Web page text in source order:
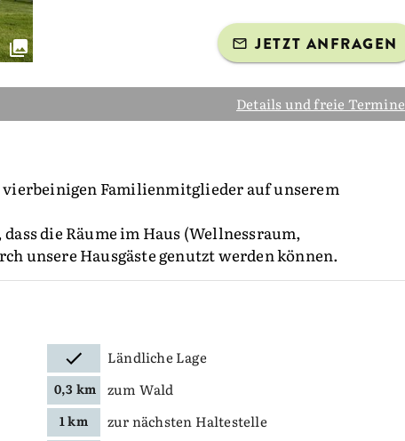
JETZT ANFRAGEN
Details und freie Termine
Familienmitglieder auf unserem
die Räume im Haus (Wellnessraum,
unsere Hausgäste genutzt werden können.
Ländliche Lage
0,3 km zum Wald
1 km zur nächsten Haltestelle